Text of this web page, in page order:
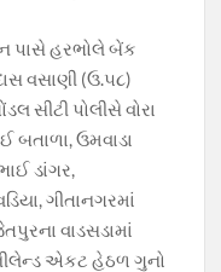
પાસે હરભોલે બેંક
વસાણી (ઉ.૫૮)
સીટી પોલીસે વોરા
બતાળા, ઉમવાડા
ડાંગર,
ગીતાનગરમાં
વાડસડામાં
એકટ હેઠળ ગુનો